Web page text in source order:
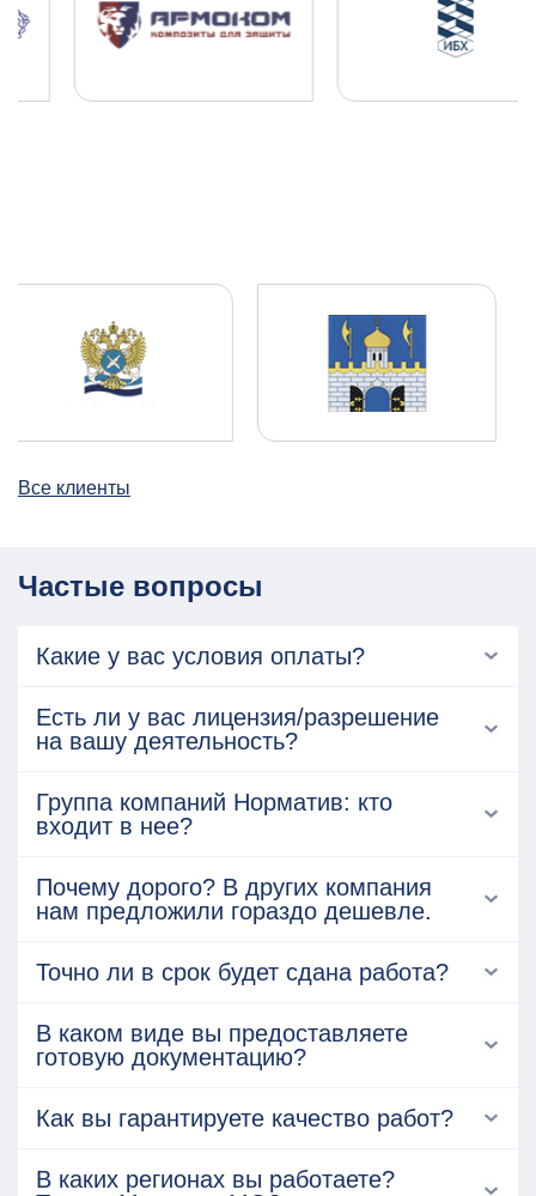
Все клиенты
Частые вопросы
Какие у вас условия оплаты?
Есть ли у вас лицензия/разрешение
на вашу деятельность?
Группа компаний Норматив: кто
входит в нее?
Почему дорого? В других компания
нам предложили гораздо дешевле.
Точно ли в срок будет сдана работа?
В каком виде вы предоставляете
готовую документацию?
Как вы гарантируете качество работ?
В каких регионах вы работаете?